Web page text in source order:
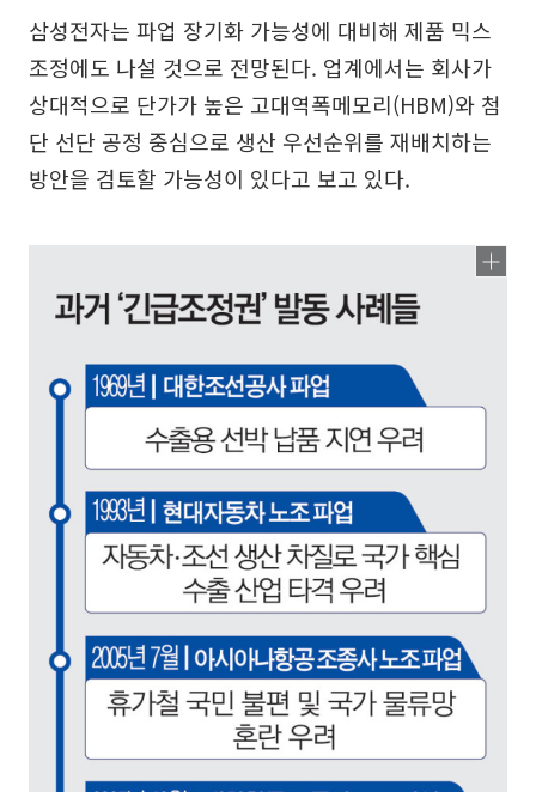
삼성전자는 파업 장기화 가능성에 대비해 제품 믹스
조정에도 나설 것으로 전망된다. 업계에서는 회사가
상대적으로 단가가 높은 고대역폭메모리(HBM)와 첨
단 선단 공정 중심으로 생산 우선순위를 재배치하는
방안을 검토할 가능성이 있다고 보고 있다.